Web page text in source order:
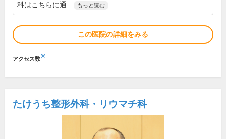
科はこちらに通...
もっと読む
この医院の詳細をみる
アクセス数※
たけうち整形外科・リウマチ科